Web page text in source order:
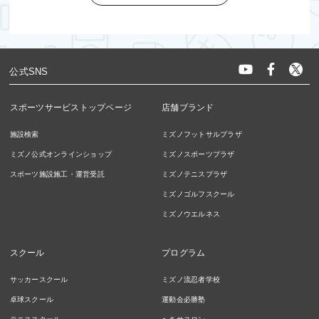
公式SNS
スポーツサービストップページ
施設検索
ミズノ公式オンラインショップ
スポーツ施設施工・運営受託
店舗ブランド
ミズノフットサルプラザ
ミズノスポーツプラザ
ミズノテニスプラザ
ミズノゴルフスクール
ミズノウエルネス
スクール
サッカースクール
卓球スクール
プログラム
ミズノ流忍者学校
運動会必勝塾